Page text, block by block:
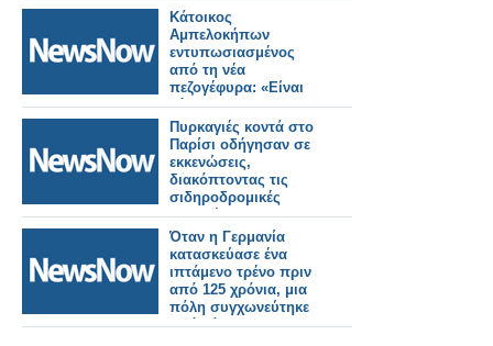
Κάτοικος
Αμπελοκήπων
εντυπωσιασμένος
από τη νέα
πεζογέφυρα: «Είναι
κόσμημα για την
πόλη»
Πυρκαγιές κοντά στο
Παρίσι οδήγησαν σε
εκκενώσεις,
διακόπτοντας τις
σιδηροδρομικές
γραμμές και τον
αυτοκινητόδρομο.
Όταν η Γερμανία
κατασκεύασε ένα
ιπτάμενο τρένο πριν
από 125 χρόνια, μια
πόλη συγχωνεύτηκε
από κάτω του.